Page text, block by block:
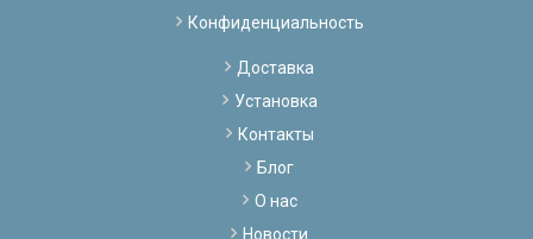
Конфиденциальность
Доставка
Установка
Контакты
Блог
О нас
Новости